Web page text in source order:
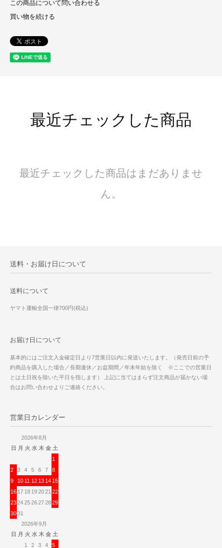
この商品について問い合わせる
買い物を続ける
最近チェックした商品
最近チェックした商品はまだありませ
ん。
送料・お届け日について
送料について
ヤマト運輸全国一律700円(税込)
お届け日について
基本的にはご注文入金確定日より7営業日以内に発送いたします。（発売日前の予
約商品を購入した場合／長期連休／お盆期間／年末年始を除く ※ここでの営業日
とは土日祝を除いた平日を指します） 上記に当てはまらず注文商品が届かない場
合はお問い合わせよりご連絡ください。
営業日カレンダー
2026年8月
日 月 火 水 木 金 土
1
2
3 4 5 6 7
8
9
10 11 12 13 14 15
16 17 18 192021 22
23242526272829
3031
2026年9月
日 月 火 水 木 金 土
1
2 3 4
5